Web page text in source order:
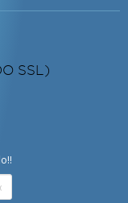
SSL)